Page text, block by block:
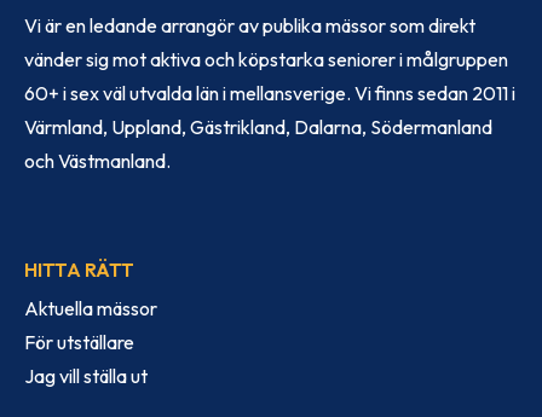
Vi är en ledande arrangör av publika mässor som direkt
vänder sig mot aktiva och köpstarka seniorer i målgruppen
60+ i sex väl utvalda län i mellansverige. Vi finns sedan 2011 i
Värmland, Uppland, Gästrikland, Dalarna, Södermanland
och Västmanland.
HITTA RÄTT
Aktuella mässor
För utställare
Jag vill ställa ut